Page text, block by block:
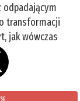
odpadającym
transformacji
jak wówczas